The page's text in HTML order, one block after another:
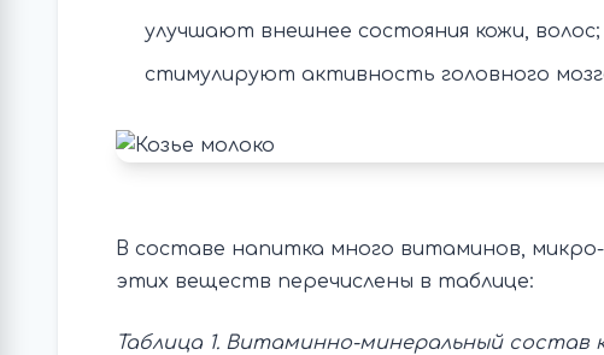
улучшают внешнее состояния кожи, волос;
стимулируют активность головного
В составе напитка много витаминов,
этих веществ перечислены в таблице:
Таблица 1. Витаминно-минеральный состав